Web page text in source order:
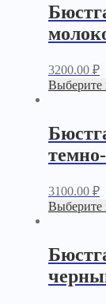
3200.00 ₽
Выберите
3100.00 ₽
Выберите